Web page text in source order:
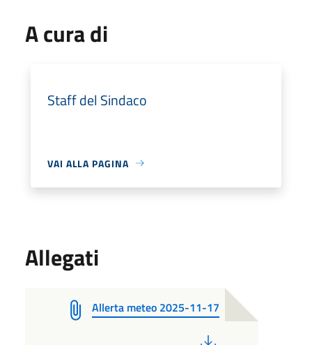
A cura di
Staff del Sindaco
VAI ALLA PAGINA
Allegati
Allerta meteo 2025-11-17